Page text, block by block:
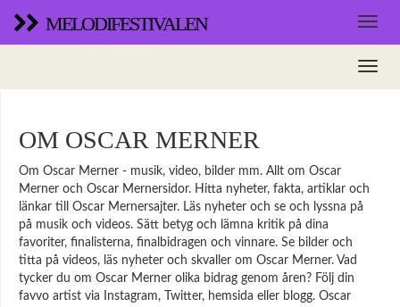
MELODIFESTIVALEN
OM OSCAR MERNER
Om Oscar Merner - musik, video, bilder mm. Allt om Oscar
Merner och Oscar Mernersidor. Hitta nyheter, fakta, artiklar och
länkar till Oscar Mernersajter. Läs nyheter och se och lyssna på
på musik och videos. Sätt betyg och lämna kritik på dina
favoriter, finalisterna, finalbidragen och vinnare. Se bilder och
titta på videos, läs nyheter och skvaller om Oscar Merner. Vad
tycker du om Oscar Merner olika bidrag genom åren? Följ din
favvo artist via Instagram, Twitter, hemsida eller blogg. Oscar